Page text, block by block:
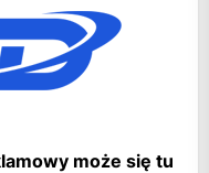
może się tu